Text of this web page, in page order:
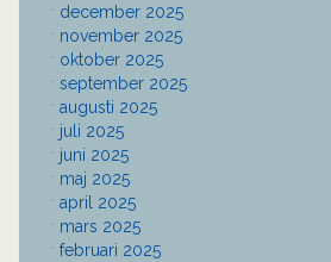
december 2025
november 2025
oktober 2025
september 2025
augusti 2025
juli 2025
juni 2025
maj 2025
april 2025
mars 2025
februari 2025